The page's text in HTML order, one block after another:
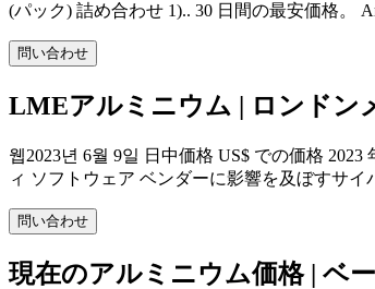
(パック) 詰め合わせ 1).. 30 日間の最安価格。
問い合わせ
LMEアルミニウム | ロンドン
웹2023년 6월 9일 日中価格 US$ での価格
ィ ソフトウェア ベンダーに影響を及ぼすサ
問い合わせ
現在のアルミニウム価格 | ベ